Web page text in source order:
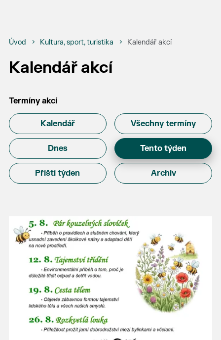
Úvod Kultura, sport, turistika Kalendář akcí
Kalendář akcí
Termíny akcí
Kalendář Všechny termíny
Dnes Tento týden
Příští týden Archiv